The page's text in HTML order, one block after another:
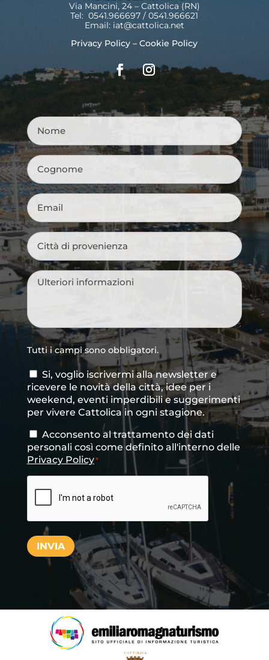
Via Mancini, 24 – Cattolica (RN)
Tel: 0541.966697 / 0541.966621
Email: iat@cattolica.net
Privacy Policy –Cookie Policy
Nome
Cognome
Email
Città
di
provenienza*
Messaggio
Tutti i campi sono obbligatori.
Consenso
newsletter
Si, voglio iscrivermi alla newsletter e
ricevere le novità della città, idee per i
weekend, eventi imperdibili e suggerimenti
per vivere Cattolica in ogni stagione.
Consenso*
Acconsento al trattamento dei dati
personali così come definito all'interno delle
Privacy Policy*
INVIA